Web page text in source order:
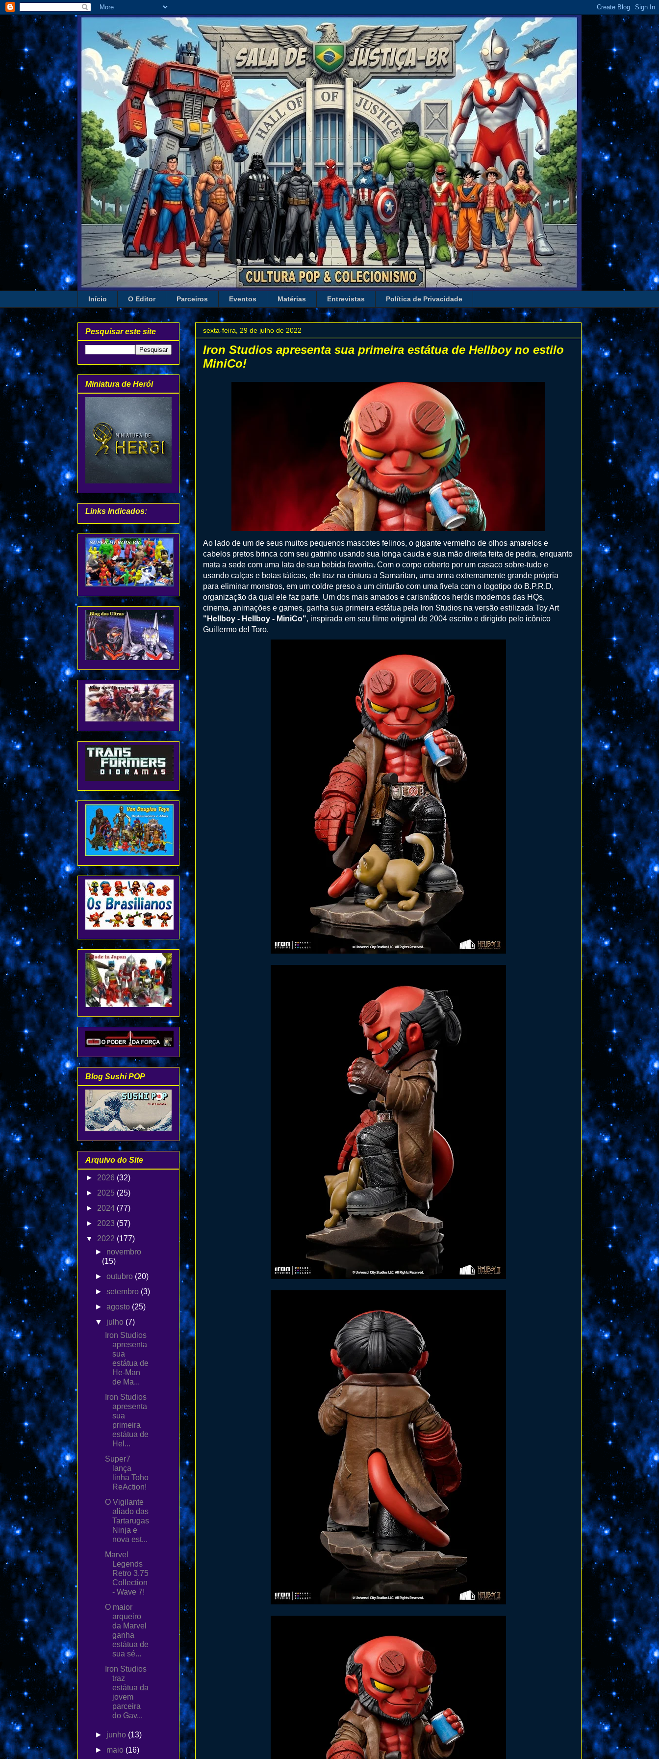
Início O Editor Parceiros Eventos Matérias Entrevistas Política de Privacidade
sexta-feira, 29 de julho de 2022
Iron Studios apresenta sua primeira estátua de Hellboy no estilo
MiniCo!
Ao lado de um de seus muitos pequenos mascotes felinos, o gigante vermelho de olhos amarelos e
cabelos pretos brinca com seu gatinho usando sua longa cauda e sua mão direita feita de pedra, enquanto
mata a sede com uma lata de sua bebida favorita. Com o corpo coberto por um casaco sobre-tudo e
usando calças e botas táticas, ele traz na cintura a Samaritan, uma arma extremamente grande própria
para eliminar monstros, em um coldre preso a um cinturão com uma fivela com o logotipo do B.P.R.D,
organização da qual ele faz parte. Um dos mais amados e carismáticos heróis modernos das HQs,
cinema, animações e games, ganha sua primeira estátua pela Iron Studios na versão estilizada Toy Art
"Hellboy - Hellboy - MiniCo", inspirada em seu filme original de 2004 escrito e dirigido pelo icônico
Guillermo del Toro.
Pesquisar este site
Miniatura de Herói
Links Indicados:
Blog Sushi POP
Arquivo do Site
► 2026 (32)
► 2025 (25)
► 2024 (77)
► 2023 (57)
▼ 2022 (177)
► novembro
(15)
►outubro (20)
►setembro (3)
►agosto (25)
▼ julho (7)
Iron Studios
apresenta
sua
estátua de
He-Man
de Ma...
Iron Studios
apresenta
sua
primeira
estátua de
Hel...
Super7
lança
linha Toho
ReAction!
O Vigilante
aliado das
Tartarugas
Ninja e
nova est...
Marvel
Legends
Retro 3.75
Collection
- Wave 7!
O maior
arqueiro
da Marvel
ganha
estátua de
sua sé...
Iron Studios
traz
estátua da
jovem
parceira
do Gav...
► junho (13)
► maio (16)